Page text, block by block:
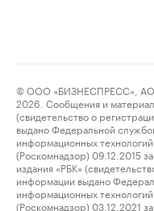
© ООО «БИЗНЕСПРЕСС»,
2026. Сообщения и
(свидетельство о
выдано Федеральной
информационных
(Роскомнадзор) 09.12.2015
издания «РБК»
информации выдано
информационных
(Роскомнадзор) 03.12.2021